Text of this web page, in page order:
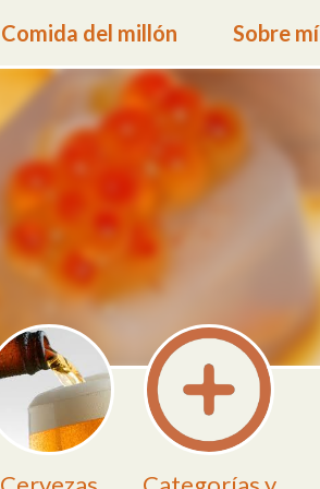
Comida del millón Sobre mí